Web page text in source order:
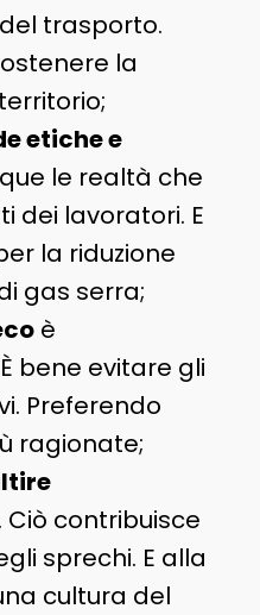
trasporto.
la
etiche e
le realtà che
dei lavoratori. E
la riduzione
gas serra;
è
bene evitare gli
Preferendo
ragionate;
Ciò contribuisce
sprechi. E alla
cultura del